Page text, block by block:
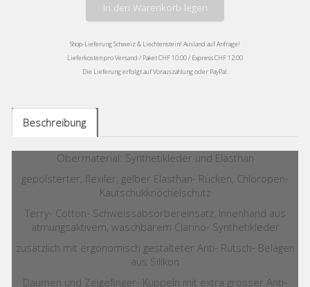
In den Warenkorb legen
Shop-Lieferung Schweiz & Liechtenstein! Ausland auf Anfrage!
Lieferkosten pro Versand / Paket CHF 10.00 / Express CHF 12.00
Die Lieferung erfolgt auf Vorauszahlung oder PayPal.
Beschreibung
Obermaterial: Synthetikleder und Elasthan
gepolsterter, flexiler, gelber Elasthan- Rücken, Chloropen-
Kautschukknöchelschutz
Terry- Cotton- Schweissabsorbereinsatz, Innenhand aus
atmungsaktivem, waschbarem Clarino- Synthetikleder
zusätzlich mit ergonomisch gestalteter Anti- Rutsch- Belägen
aus Silikon
Daumen und Zeigefinger- Kuppeln mit extra grosser Anti-